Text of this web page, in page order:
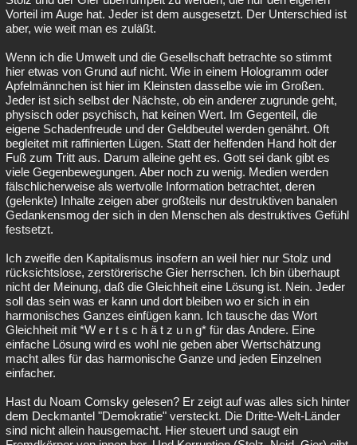
Vorteil im Auge hat. Jeder ist dem ausgesetzt. Der Unterschied ist
aber, wie weit man es zuläßt.
Wenn ich die Umwelt und die Gesellschaft betrachte so stimmt
hier etwas von Grund auf nicht. Wie in einem Hologramm oder
Apfelmännchen ist hier im Kleinsten dasselbe wie im Großen.
Jeder ist sich selbst der Nächste, ob ein anderer zugrunde geht,
physisch oder psychisch, hat keinen Wert. Im Gegenteil, die
eigene Schadenfreude und der Geldbeutel werden genährt. Oft
begleitet mit raffinierten Lügen. Statt der helfenden Hand holt der
Fuß zum Tritt aus. Darum alleine geht es. Gott sei dank gibt es
viele Gegenbewegungen. Aber noch zu wenig. Medien werden
fälschlicherweise als wertvolle Information betrachtet, deren
(gelenkte) Inhalte zeigen aber großteils nur destruktiven banalen
Gedankensmog der sich in den Menschen als destruktives Gefühl
festsetzt.
Ich zweifle den Kapitalismus insofern an weil hier nur Stolz und
rücksichtslose, zerstörerische Gier herrschen. Ich bin überhaupt
nicht der Meinung, daß die Gleichheit eine Lösung ist. Nein. Jeder
soll das sein was er kann und dort bleiben wo er sich in ein
harmonisches Ganzes einfügen kann. Ich tausche das Wort
Gleichheit mit *W e r t s c h ä t z u n g* für das Andere. Eine
einfache Lösung wird es wohl nie geben aber Wertschätzung
macht alles für das harmonische Ganze und jeden Einzelnen
einfacher.
Hast du Noam Comsky gelesen? Er zeigt auf was alles sich hinter
dem Deckmantel "Demokratie" versteckt. Die Dritte-Welt-Länder
sind nicht allein hausgemacht. Hier steuert und saugt ein